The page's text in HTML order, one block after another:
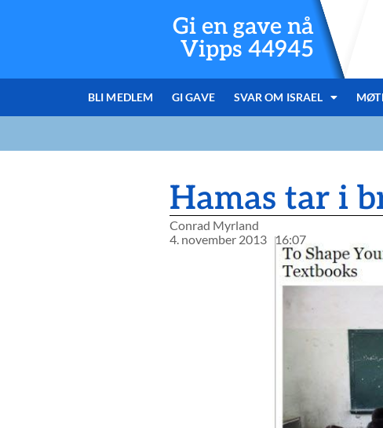
Gi en gave nå
Vipps 44945
BLI MEDLEM GI GAVE SVAR OM ISRAEL
Hamas tar i
Conrad Myrland
4. november 2013 16:07